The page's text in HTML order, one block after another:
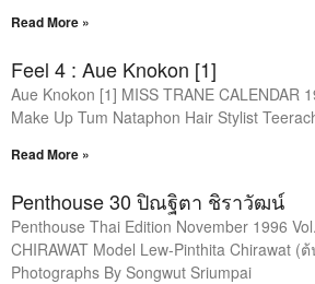
Read More »
Feel 4 : Aue Knokon [1]
Aue Knokon [1] MISS TRANE CALENDAR
Make Up Tum Nataphon Hair Stylist
Read More »
Penthouse 30 ปิณฐิตา ชิราวัฒน์
Penthouse Thai Edition November 1996
CHIRAWAT Model Lew-Pinthita
Photographs By Songwut Sriumpai